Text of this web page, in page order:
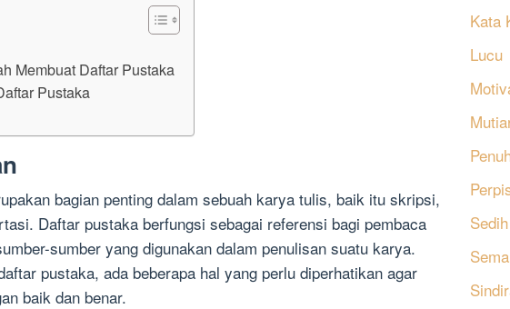
Membuat Daftar Pustaka
Pustaka
bagian penting dalam sebuah karya tulis, baik itu skripsi,
Daftar pustaka berfungsi sebagai referensi bagi pembaca
sumber yang digunakan dalam penulisan suatu karya.
pustaka, ada beberapa hal yang perlu diperhatikan agar
baik dan benar.
Kata
Lucu
Sedih